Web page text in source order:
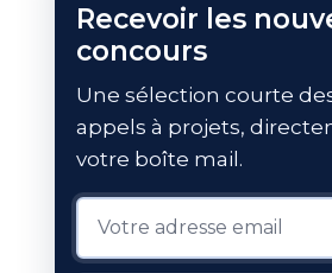
Recevoir les
concours
Une sélection courte
appels à projets,
votre boîte mail.